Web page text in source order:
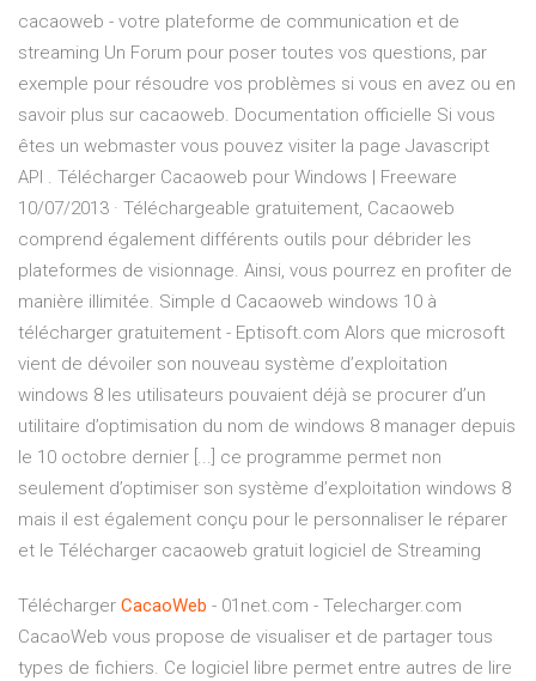
cacaoweb - votre plateforme de communication et de
streaming Un Forum pour poser toutes vos questions, par
exemple pour résoudre vos problèmes si vous en avez ou en
savoir plus sur cacaoweb. Documentation officielle Si vous
êtes un webmaster vous pouvez visiter la page Javascript
API . Télécharger Cacaoweb pour Windows | Freeware
10/07/2013 · Téléchargeable gratuitement, Cacaoweb
comprend également différents outils pour débrider les
plateformes de visionnage. Ainsi, vous pourrez en profiter de
manière illimitée. Simple d Cacaoweb windows 10 à
télécharger gratuitement - Eptisoft.com Alors que microsoft
vient de dévoiler son nouveau système d’exploitation
windows 8 les utilisateurs pouvaient déjà se procurer d’un
utilitaire d’optimisation du nom de windows 8 manager depuis
le 10 octobre dernier [...] ce programme permet non
seulement d’optimiser son système d’exploitation windows 8
mais il est également conçu pour le personnaliser le réparer
et le Télécharger cacaoweb gratuit logiciel de Streaming
Télécharger CacaoWeb - 01net.com - Telecharger.com
CacaoWeb vous propose de visualiser et de partager tous
types de fichiers. Ce logiciel libre permet entre autres de lire